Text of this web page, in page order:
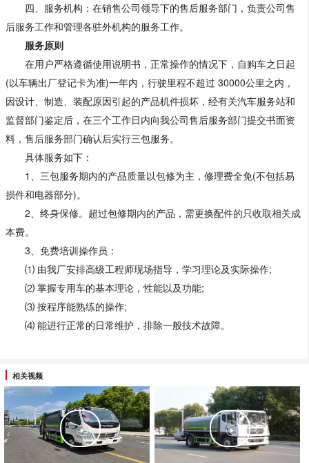
四、服务机构：在销售公司领导下的售后服务部门，负责公司售
后服务工作和管理各驻外机构的服务工作。
服务原则
在用户严格遵循使用说明书，正常操作的情况下，自购车之日起
(以车辆出厂登记卡为准)一年内，行驶里程不超过 30000公里之内，
因设计、制造、装配原因引起的产品机件损坏，经有关汽车服务站和
监督部门鉴定后，在三个工作日内向我公司售后服务部门提交书面资
料，售后服务部门确认后实行三包服务。
具体服务如下：
1、三包服务期内的产品质量以包修为主，修理费全免(不包括易
损件和电器部分)。
2、终身保修。超过包修期内的产品，需更换配件的只收取相关成
本费。
3、免费培训操作员：
⑴ 由我厂安排高级工程师现场指导，学习理论及实际操作;
⑵ 掌握专用车的基本理论，性能以及功能;
⑶ 按程序能熟练的操作;
⑷ 能进行正常的日常维护，排除一般技术故障。
相关视频